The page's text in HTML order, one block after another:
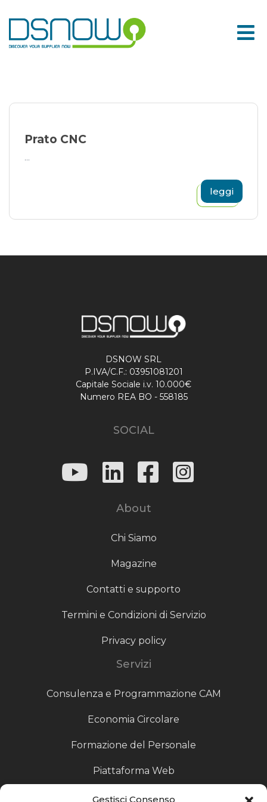
Gestisci Consenso
to
content
Prato CNC
...
leggi
DSNOW SRL
P.IVA/C.F.: 03951081201
Capitale Sociale i.v. 10.000€
Numero REA BO - 558185
SOCIAL
About
Chi Siamo
Magazine
Contatti e supporto
Termini e Condizioni di Servizio
Privacy policy
Servizi
Consulenza e Programmazione CAM
Economia Circolare
Formazione del Personale
Piattaforma Web
Scouting fornitori